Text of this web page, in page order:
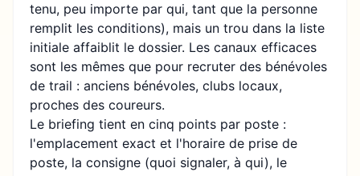
tenu, peu importe par qui, tant que la personne
remplit les conditions), mais un trou dans la liste
initiale affaiblit le dossier. Les canaux efficaces
sont les mêmes que pour recruter des bénévoles
de trail : anciens bénévoles, clubs locaux,
proches des coureurs.
Le briefing tient en cinq points par poste :
l'emplacement exact et l'horaire de prise de
poste, la consigne (quoi signaler, à qui), le